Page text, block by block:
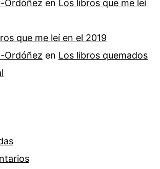
Ordóñez en Los libros que me leí
que me leí en el 2019
Ordóñez en Los libros quemados